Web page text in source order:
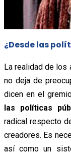
¿Desde las
La realidad de los
no deja de
dicen en el
las políticas
radical respecto
creadores. Es
así como un